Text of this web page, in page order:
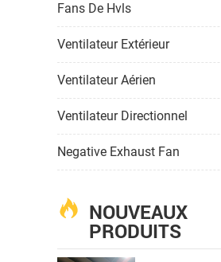
Fans De Hvls
Ventilateur Extérieur
Ventilateur Aérien
Ventilateur Directionnel
Negative Exhaust Fan
NOUVEAUX
PRODUITS